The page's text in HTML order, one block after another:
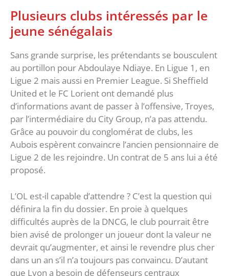
Plusieurs clubs intéressés par le
jeune sénégalais
Sans grande surprise, les prétendants se bousculent
au portillon pour Abdoulaye Ndiaye. En Ligue 1, en
Ligue 2 mais aussi en Premier League. Si Sheffield
United et le FC Lorient ont demandé plus
d’informations avant de passer à l’offensive, Troyes,
par l’intermédiaire du City Group, n’a pas attendu.
Grâce au pouvoir du conglomérat de clubs, les
Aubois espèrent convaincre l’ancien pensionnaire de
Ligue 2 de les rejoindre. Un contrat de 5 ans lui a été
proposé.
L’OL est-il capable d’attendre ? C’est la question qui
définira la fin du dossier. En proie à quelques
difficultés auprès de la DNCG, le club pourrait être
bien avisé de prolonger un joueur dont la valeur ne
devrait qu’augmenter, et ainsi le revendre plus cher
dans un an s’il n’a toujours pas convaincu. D’autant
que Lyon a besoin de défenseurs centraux